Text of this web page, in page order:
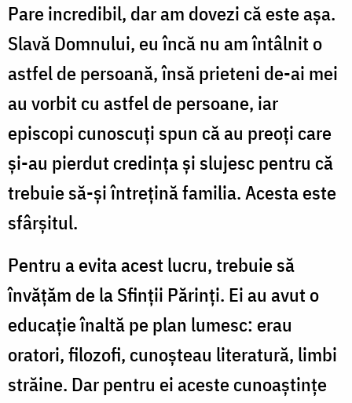
Pare incredibil, dar am dovezi că este așa.
Slavă Domnului, eu încă nu am întâlnit o
astfel de persoană, însă prieteni de-ai mei
au vorbit cu astfel de persoane, iar
episcopi cunoscuţi spun că au preoţi care
și-au pierdut credința și slujesc pentru că
trebuie să-şi întrețină familia. Acesta este
sfârșitul.
Pentru a evita acest lucru, trebuie să
învățăm de la Sfinții Părinți. Ei au avut o
educaţie înaltă pe plan lumesc: erau
oratori, filozofi, cunoșteau literatură, limbi
străine. Dar pentru ei aceste cunoaștinţe